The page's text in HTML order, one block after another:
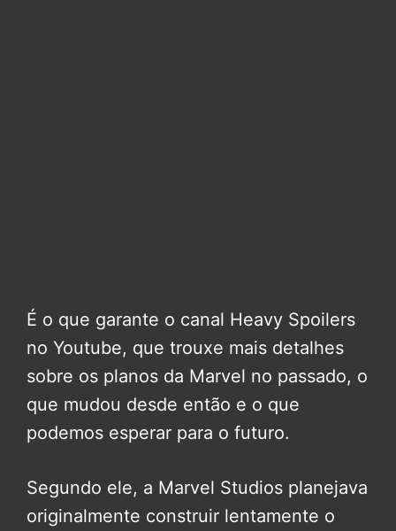
É o que garante o canal Heavy Spoilers
no Youtube, que trouxe mais detalhes
sobre os planos da Marvel no passado, o
que mudou desde então e o que
podemos esperar para o futuro.
Segundo ele, a Marvel Studios planejava
originalmente construir lentamente o